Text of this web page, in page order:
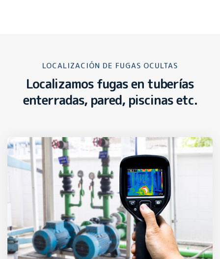
LOCALIZACIÓN DE FUGAS OCULTAS
Localizamos fugas en tuberías
enterradas, pared, piscinas etc.